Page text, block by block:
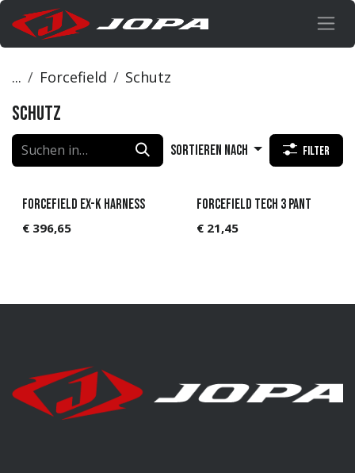
Zum Inhalt springen
... Forcefield Schutz
Schutz
Sortieren nach Filter
Forcefield EX-K Harness
€ 396,65
Forcefield Tech 3 Pant
€ 21,45